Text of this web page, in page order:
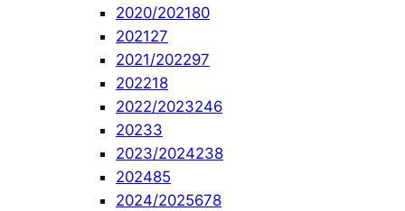
2020/202180
202127
2021/202297
202218
2022/2023246
20233
2023/2024238
202485
2024/2025678